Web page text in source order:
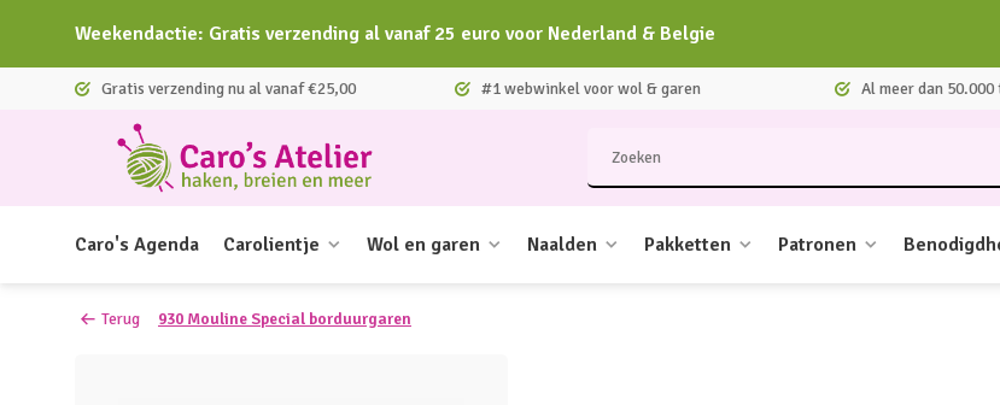
Weekendactie: Gratis verzending al vanaf 25 euro voor Nederland & Belgie
Gratis verzending nu al vanaf €25,00 #1 webwinkel voor wol & garen Al meer dan
Caro's Agenda Carolientje Wol en garen Naalden Pakketten Patronen
Terug 930 Mouline Special borduurgaren